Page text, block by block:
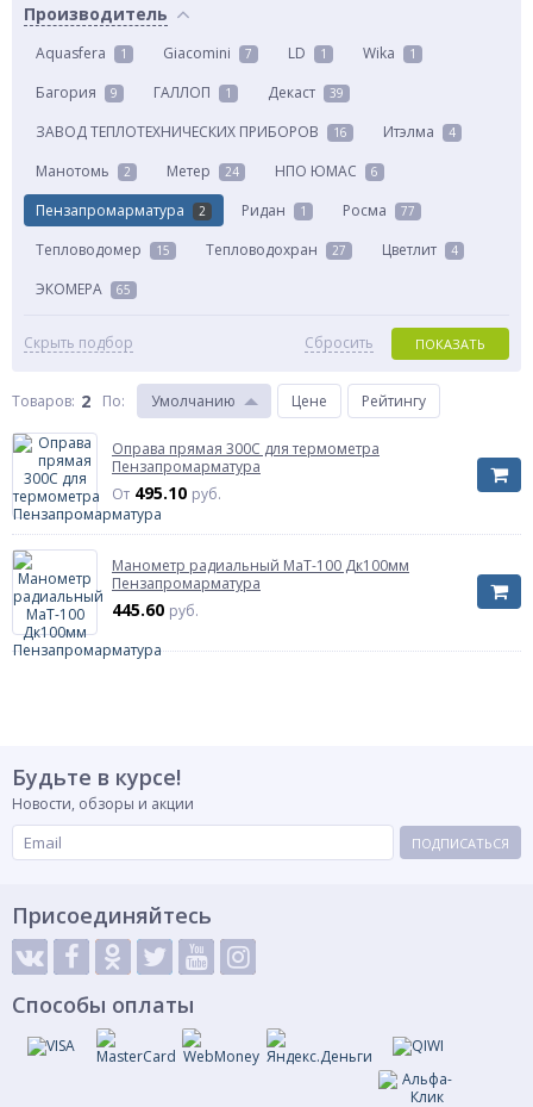
Производитель
Aquasfera 1 Giacomini 7 LD 1 Wika 1
Багория 9 ГАЛЛОП 1 Декаст 39
ЗАВОД ТЕПЛОТЕХНИЧЕСКИХ ПРИБОРОВ 16 Итэлма 4
Манотомь 2 Метер 24 НПО ЮМАС 6
Пензапромарматура 2 Ридан 1 Росма 77
Тепловодомер 15 Тепловодохран 27 Цветлит 4
ЭКОМЕРА 65
Скрыть подбор ПОКАЗАТЬ
Сбросить
Товаров: 2 По: Умолчанию Цене Рейтингу
Оправа прямая 300С для термометра
Пензапромарматура
От 495.10 руб.
Манометр радиальный МаТ-100 Дк100мм
Пензапромарматура
445.60 руб.
Будьте в курсе!
Новости, обзоры и акции
ПОДПИСАТЬСЯ
Присоединяйтесь
Способы оплаты